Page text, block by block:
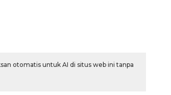
otomatis untuk AI di situs web ini tanpa